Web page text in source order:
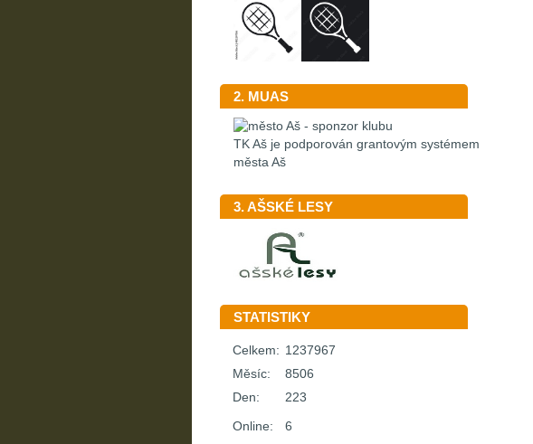
2. MUAS
TK Aš je podporován grantovým systémem
města Aš
3. AŠSKÉ LESY
STATISTIKY
Online: 6
Celkem: 1237967
Měsíc:
8506
Den:
223